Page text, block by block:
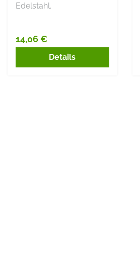
Edelstahl.
Regulärer Preis:
14,06 €
Details